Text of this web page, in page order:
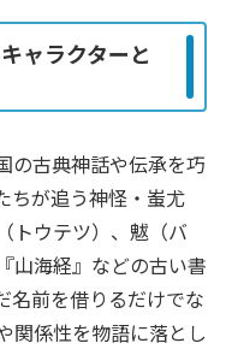
ャラクターと
の古典神話や伝承を巧
ちが追う神怪・蚩尤
トウテツ）、魃（バ
山海経』などの古い書
名前を借りるだけでな
関係性を物語に落とし